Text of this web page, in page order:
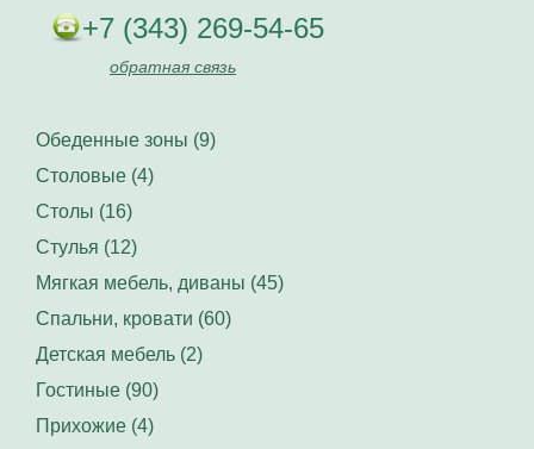
+7 (343) 269-54-65
обратная связь
Обеденные зоны (9)
Столовые (4)
Столы (16)
Стулья (12)
Мягкая мебель, диваны (45)
Спальни, кровати (60)
Детская мебель (2)
Гостиные (90)
Прихожие (4)